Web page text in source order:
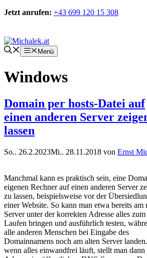
Zum
Jetzt anrufen: +43 699 120 15 308
Menü
Windows
Domain per hosts-Datei auf
einen anderen Server
lassen
So.. 26.2.2023Mi.. 28.11.2018 von Ernst
Manchmal kann es praktisch sein, eine
eigenen Rechner auf einen anderen Server
zu lassen, beispielsweise vor der
einer Website. So kann man etwa bereits am
Server unter der korrekten Adresse alles zum
Laufen bringen und ausführlich testen,
alle anderen Menschen bei Eingabe des
Domainnamens noch am alten Server
wenn alles einwandfrei läuft, stellt man dann